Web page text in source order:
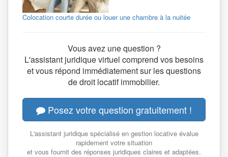
Colocation courte durée ou louer une chambre à la nuitée
Vous avez une question ?
L'assistant juridique virtuel comprend vos besoins
et vous répond immédiatement sur les questions
de droit locatif immobilier.
Posez votre question gratuitement !
L'assistant juridique spécialisé en gestion locative évalue
rapidement votre situation
et vous fournit des réponses juridiques claires et adaptées.